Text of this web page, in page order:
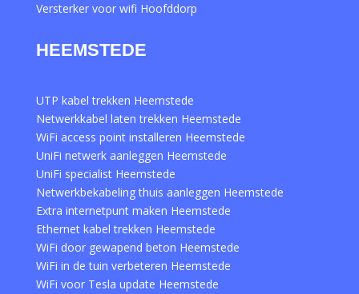
Versterker voor wifi Hoofddorp
HEEMSTEDE
UTP kabel trekken Heemstede
Netwerkkabel laten trekken Heemstede
WiFi access point installeren Heemstede
UniFi netwerk aanleggen Heemstede
UniFi specialist Heemstede
Netwerkbekabeling thuis aanleggen Heemstede
Extra internetpunt maken Heemstede
Ethernet kabel trekken Heemstede
WiFi door gewapend beton Heemstede
WiFi in de tuin verbeteren Heemstede
WiFi voor Tesla update Heemstede